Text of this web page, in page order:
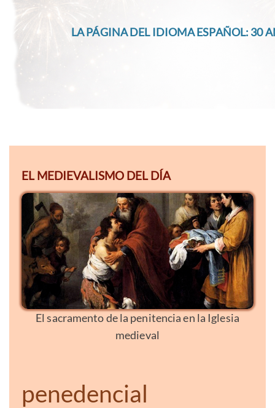
LA PÁGINA DEL IDIOMA ESPAÑOL: 30
EL MEDIEVALISMO DEL DÍA
El sacramento de la penitencia en la Iglesia
medieval
penedencial